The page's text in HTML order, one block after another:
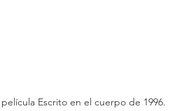
Escrito en el cuerpo de 1996.